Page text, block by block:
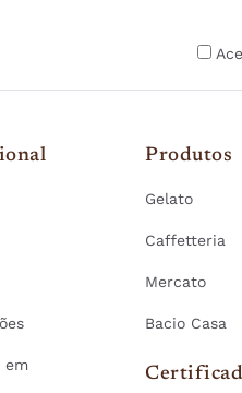
em
Produtos
Gelato
Caffetteria
Mercato
Bacio Casa